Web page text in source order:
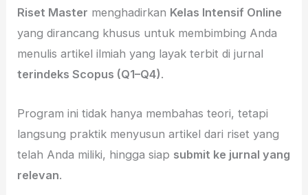
Riset Master menghadirkan Kelas Intensif Online
yang dirancang khusus untuk membimbing Anda
menulis artikel ilmiah yang layak terbit di jurnal
terindeks Scopus (Q1–Q4).
Program ini tidak hanya membahas teori, tetapi
langsung praktik menyusun artikel dari riset yang
telah Anda miliki, hingga siap submit ke jurnal yang
relevan.